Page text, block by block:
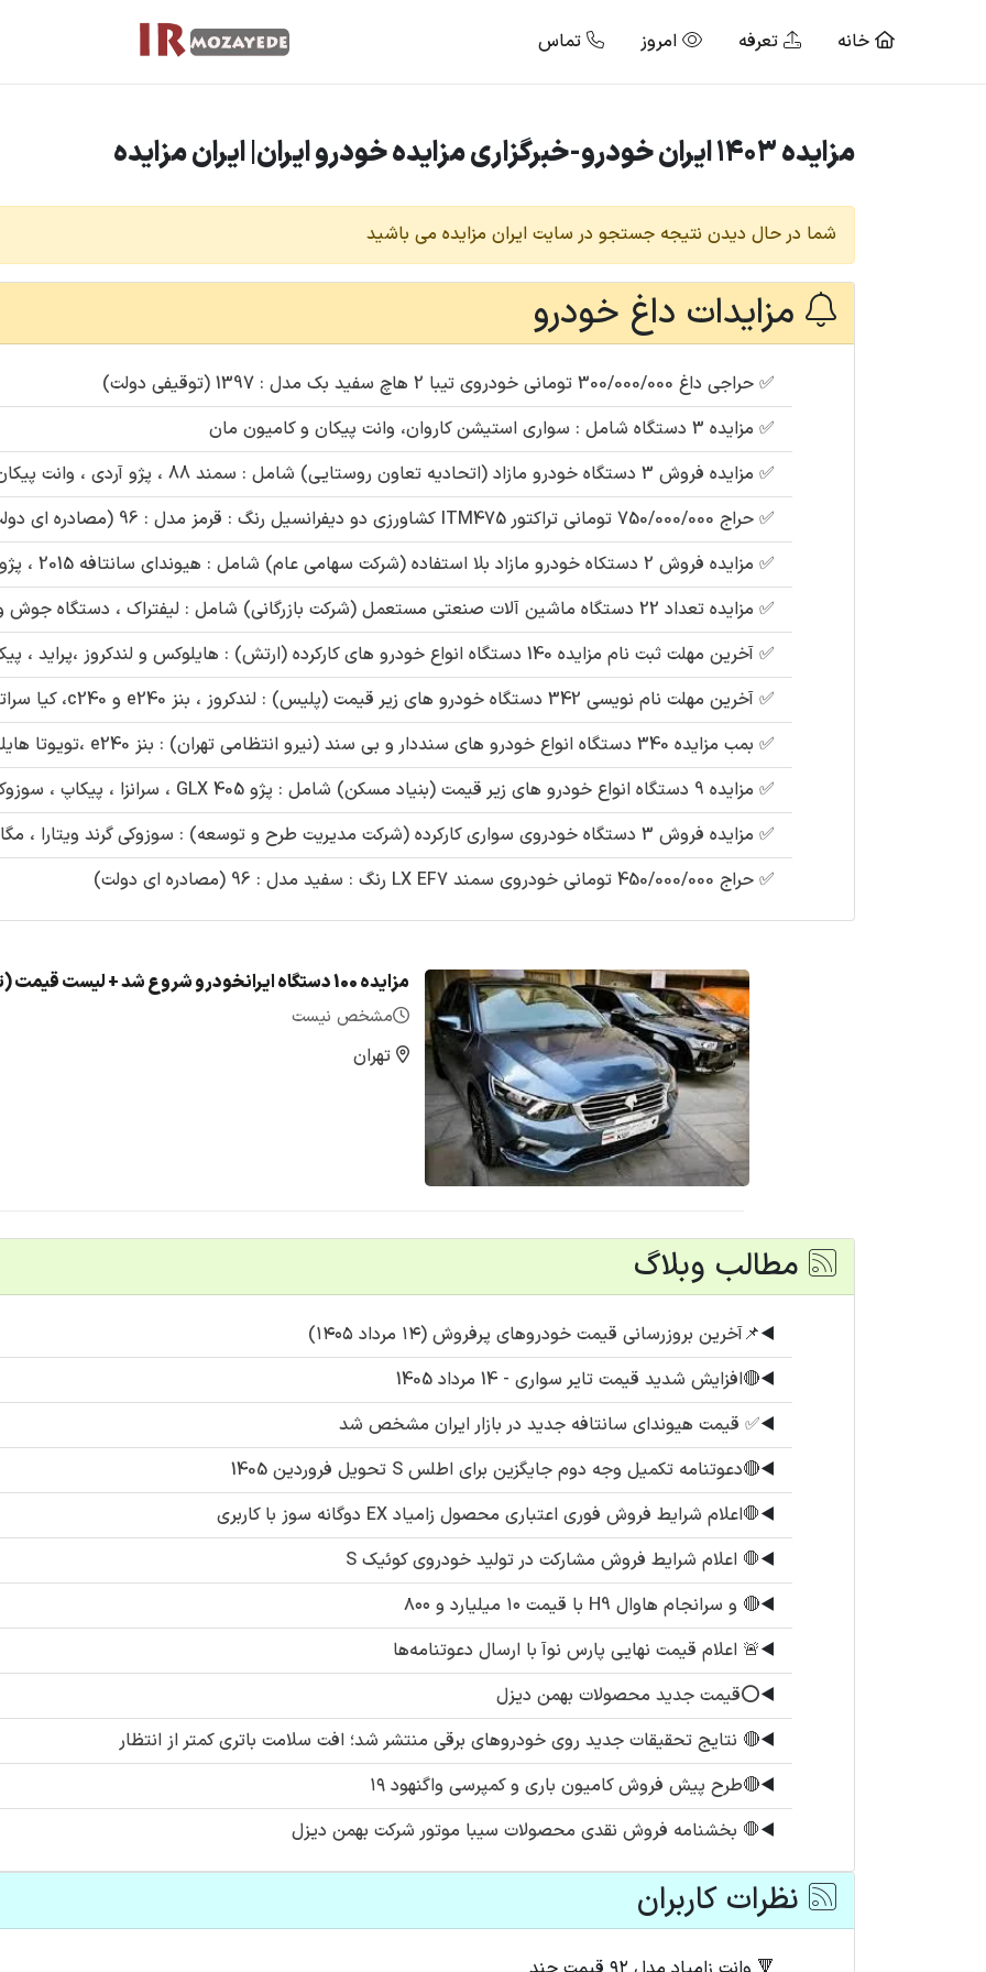
خانه تعرفه امروز تماس
مزایده 1403 ایران خودرو-خبرگزاری مزایده خودرو ایران| ایران مزایده
شما در حال دیدن نتیجه جستجو در سایت ایران مزایده می باشید
مزایدات داغ خودرو
✅حراجی داغ 300/000/000 تومانی خودروی تیبا 2 هاچ سفید بک مدل : 1397 (توقیفی دولت)
✅مزایده 3 دستگاه شامل : سواری استیشن کاروان، وانت پیکان و کامیون مان
✅مزایده فروش 3 دستگاه خودرو مازاد (اتحادیه تعاون روستایی) شامل : سمند 88 ، پژو آردی ، وانت پیکان 86
✅حراج 750/000/000 تومانی تراکتور ITM475 کشاورزی دو دیفرانسیل رنگ : قرمز مدل : 96 (مصادره ای دولت)
✅مزایده فروش 2 دستکاه خودرو مازاد بلا استفاده (شرکت سهامی عام) شامل : هیوندای سانتافه 2015 ، پژو پارس
✅مزایده تعداد 22 دستگاه ماشین آلات صنعتی مستعمل (شرکت بازرگانی) شامل : لیفتراک ، دستگاه جوش و تراش
✅آخرین مهلت ثبت نام مزایده 140 دستگاه انواع خودرو های کارکرده (ارتش) : هایلوکس و لندکروز ،پراید ، پیکاپ و نیسان و..
✅آخرین مهلت نام نویسی 342 دستگاه خودرو های زیر قیمت (پلیس) : لندکروز ، بنز e240 و c240، کیا سراتو، نیسان
✅بمب مزایده 340 دستگاه انواع خودرو های سنددار و بی سند (نیرو انتظامی تهران) : بنز e240 ،تویوتا هایلوکس ، ایسوزو ، رونیز و..
✅مزایده 9 دستگاه انواع خودرو های زیر قیمت (بنیاد مسکن) شامل : پژو 405 GLX ، سرانزا ، پیکاپ ، سوزوکی ویتارا
✅مزایده فروش 3 دستگاه خودروی سواری کارکرده (شرکت مدیریت طرح و توسعه) : سوزوکی گرند ویتارا ، مگان 2000 ، پژو پارس
✅حراج 450/000/000 تومانی خودروی سمند LX EF7 رنگ : سفید مدل : 96 (مصادره ای دولت)
مزایده 100 دستگاه ایرانخودرو شروع شد + لیست قیمت (تیر1405)
مشخص نیست
تهران
مطالب وبلاگ
◀️📌آخرین بروزرسانی قیمت خودروهای پرفروش (۱۴ مرداد ۱۴۰۵)
◀️🔴افزایش شدید قیمت تایر سواری - 14 مرداد 1405
◀️✅ قیمت هیوندای سانتافه جدید در بازار ایران مشخص شد
◀️🔴دعوتنامه تکمیل وجه دوم جایگزین برای اطلس S تحویل فروردین 1405
◀️🛑اعلام شرایط فروش فوری اعتباری محصول زامیاد EX دوگانه سوز با کاربری
◀️🛑 اعلام شرایط فروش مشارکت در تولید خودروی کوئیک S
◀️🔴 و سرانجام هاوال H9 با قیمت ۱۰ میلیارد و ۸۰۰
◀️🚨 اعلام قیمت نهایی پارس نوآ با ارسال دعوتنامه‌ها
◀️⭕️قیمت جدید محصولات بهمن دیزل
◀️🔴 نتایج تحقیقات جدید روی خودروهای برقی منتشر شد؛ افت سلامت باتری کمتر از انتظار
◀️🔴طرح پیش فروش کامیون باری و کمپرسی واگنهود ۱۹
◀️🛑 بخشنامه فروش نقدی محصولات سیبا موتور شرکت بهمن دیزل
نظرات کاربران